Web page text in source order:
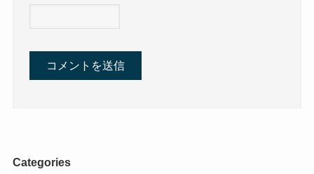
Categories